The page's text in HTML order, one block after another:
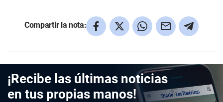
Compartir la nota:
¡Recibe las últimas noticias
en tus propias manos!